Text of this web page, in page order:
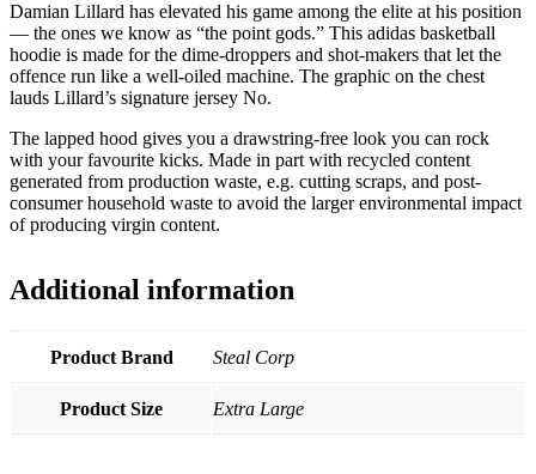
Damian Lillard has elevated his game among the elite at his position
— the ones we know as “the point gods.” This adidas basketball
hoodie is made for the dime-droppers and shot-makers that let the
offence run like a well-oiled machine. The graphic on the chest
lauds Lillard’s signature jersey No.
The lapped hood gives you a drawstring-free look you can rock
with your favourite kicks. Made in part with recycled content
generated from production waste, e.g. cutting scraps, and post-
consumer household waste to avoid the larger environmental impact
of producing virgin content.
Additional information
Product Brand Steal Corp
Product Size Extra Large